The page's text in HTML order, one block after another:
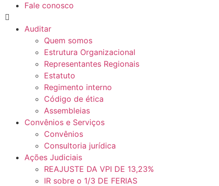
Fale conosco
Auditar
Quem somos
Estrutura Organizacional
Representantes Regionais
Estatuto
Regimento interno
Código de ética
Assembleias
Convênios e Serviços
Convênios
Consultoria jurídica
Ações Judiciais
REAJUSTE DA VPI DE 13,23%
IR sobre o 1/3 DE FERIAS